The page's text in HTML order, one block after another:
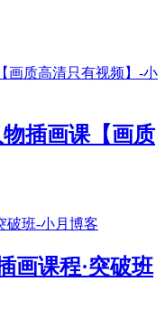
插画课【画质
画课程·突破班